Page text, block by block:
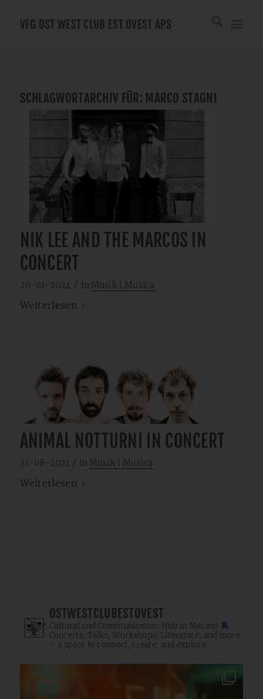
VFG OST WEST CLUB EST OVEST APS
SCHLAGWORTARCHIV FÜR: MARCO STAGNI
NIK LEE AND THE MARCOS IN
CONCERT
20-01-2024 / in Musik | Musica
Weiterlesen
ANIMAL NOTTURNI IN CONCERT
21-08-2021 / in Musik | Musica
Weiterlesen
OSTWESTCLUBESTOVEST
Cultural and Communication Hub in Merano
Concerts, Talks, Workshops, Literature, and more
– a space to connect, create, and explore.